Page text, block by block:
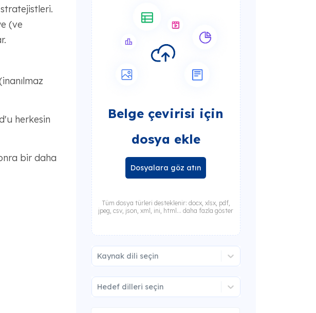
(ve
herkesin
bir daha
Belge çevirisi için
dosya ekle
Dosyalara göz atın
Tüm dosya türleri desteklenir: docx, xlsx, pdf,
jpeg, csv, json, xml, ini, html... daha fazla göster
Kaynak dili seçin
Hedef dilleri seçin